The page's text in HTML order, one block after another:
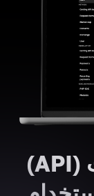
واجهة برمجة تطبيقات (API)